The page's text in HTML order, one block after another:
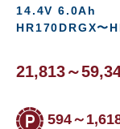
14.4V 6.0Ah
HR170DRGX〜
21,813～
594～